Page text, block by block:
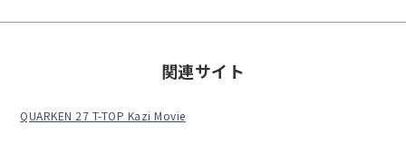
関連サイト
QUARKEN 27 T-TOP Kazi Movie